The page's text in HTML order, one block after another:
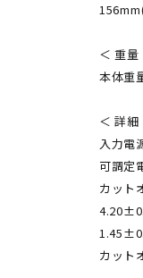
＜ 重量
本体重
＜ 詳細
入力電
可調
カット
カット